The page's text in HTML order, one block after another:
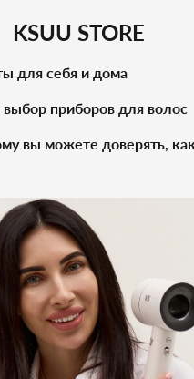
KSUU STORE
для себя и дома
приборов для волос
вы можете доверять,